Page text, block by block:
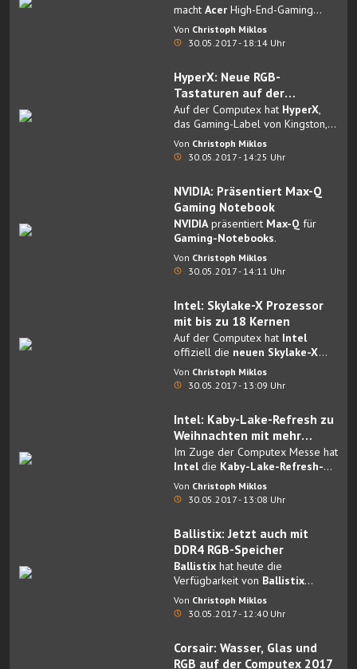
Gehäuse
macht Acer High-End-Gaming
mobiler denn je.
Von Christoph Miklos
30.05.2017 - 18:14 Uhr
HyperX: Neue RGB-
Tastaturen auf der
Computex 2017
Auf der Computex hat HyperX,
das Gaming-Label von Kingston,
zwei neue Tastaturen
Spieler präsentiert.
Von Christoph Miklos
30.05.2017 - 14:25 Uhr
NVIDIA: Präsentiert Max-Q
Gaming Notebook
NVIDIApräsentiert Max-Q für
Gaming-Notebooks.
Von Christoph Miklos
30.05.2017 - 14:11 Uhr
Intel: Skylake-X Prozessor
mit bis zu 18 Kernen
Auf der Computex hat Intel
offiziell die neuen Skylake-X
Prozessoren inklusive passender
Plattform (X299) enthüllt.
Von Christoph Miklos
30.05.2017 - 13:09 Uhr
Intel: Kaby-Lake-Refresh zu
Weihnachten mit mehr
Leistung
Im Zuge der Computex Messe hat
Inteldie Kaby-Lake-Refresh-
Serie (Core i-8000) offiziell
vorgestellt.
Von Christoph Miklos
30.05.2017 - 13:08 Uhr
Ballistix: Jetzt auch mit
DDR4 RGB-Speicher
Ballistix hat heute die
Verfügbarkeit von Ballistix
Tactical Tracer DDR4 RGB-
Speicherbekanntgegeben.
Von Christoph Miklos
30.05.2017 - 12:40 Uhr
Corsair: Wasser, Glas und
RGB auf der Computex 2017